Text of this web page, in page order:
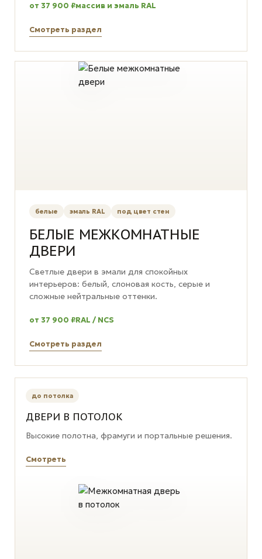
от 37 900 ₽массив и эмаль RAL
Смотреть раздел
белые эмаль RAL под цвет стен
БЕЛЫЕ МЕЖКОМНАТНЫЕ
ДВЕРИ
Светлые двери в эмали для спокойных
интерьеров: белый, слоновая кость, серые и
сложные нейтральные оттенки.
от 37 900 ₽RAL / NCS
Смотреть раздел
до потолка
ДВЕРИ В ПОТОЛОК
Высокие полотна, фрамуги и портальные решения.
Смотреть